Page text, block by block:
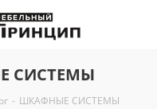
СИСТЕМЫ
- ШКАФНЫЕ СИСТЕМЫ